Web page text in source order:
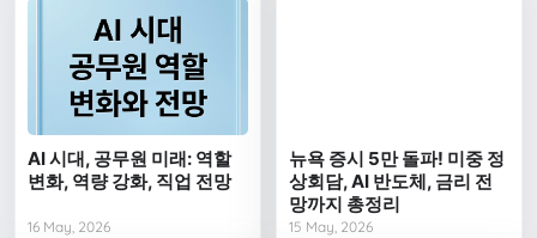
AI 시대, 공무원 미래: 역할
변화, 역량 강화, 직업 전망
16 May, 2026
뉴욕 증시 5만 돌파! 미중 정
상회담, AI 반도체, 금리 전
망까지 총정리
15 May, 2026